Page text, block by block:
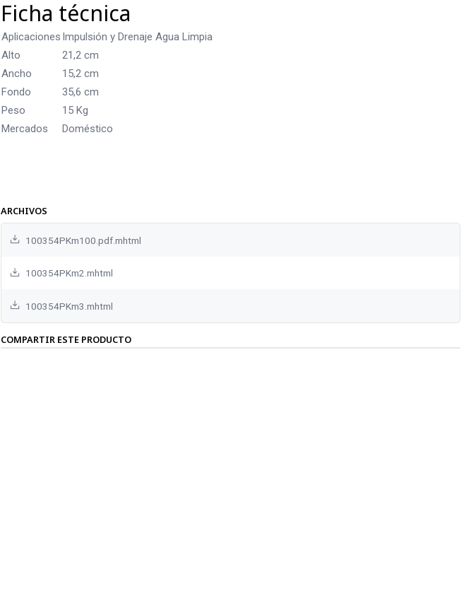
Ficha técnica
Aplicaciones Impulsión y Drenaje Agua Limpia
Alto
21,2 cm
Ancho
15,2 cm
Fondo
35,6 cm
Peso
15 Kg
Mercados
Doméstico
ARCHIVOS
100354PKm100.pdf.mhtml
100354PKm2.mhtml
100354PKm3.mhtml
COMPARTIR ESTE PRODUCTO